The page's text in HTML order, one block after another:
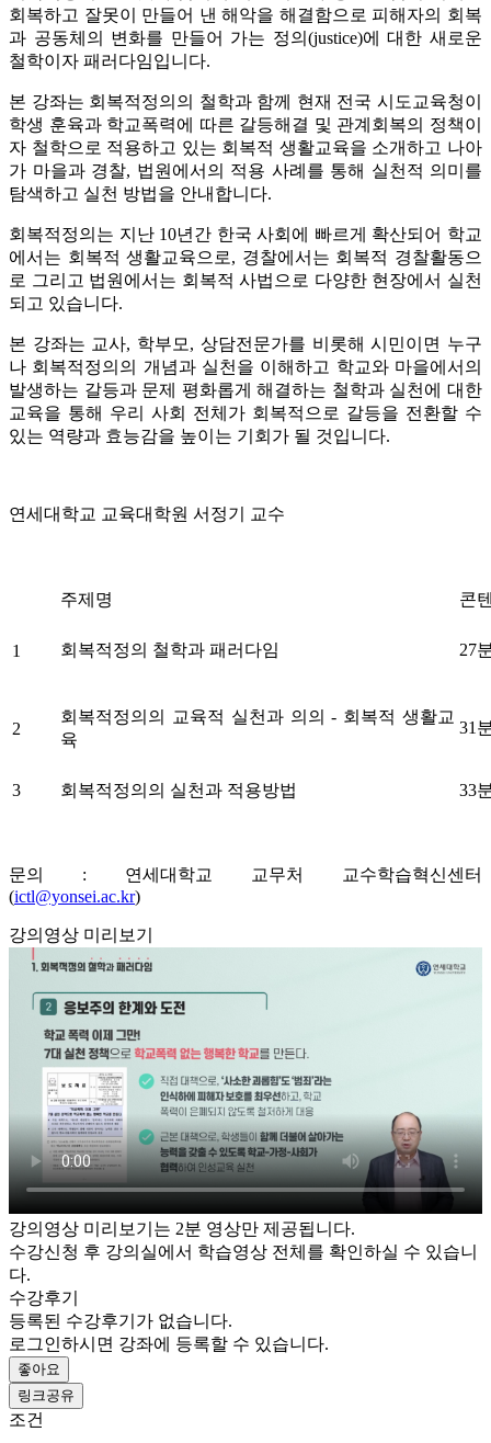
회복하고 잘못이 만들어 낸 해악을 해결함으로 피해자의 회복
과 공동체의 변화를 만들어 가는 정의(justice)에 대한 새로운
철학이자 패러다임입니다.
본 강좌는 회복적정의의 철학과 함께 현재 전국 시도교육청이
학생 훈육과 학교폭력에 따른 갈등해결 및 관계회복의 정책이
자 철학으로 적용하고 있는 회복적 생활교육을 소개하고 나아
가 마을과 경찰, 법원에서의 적용 사례를 통해 실천적 의미를
탐색하고 실천 방법을 안내합니다.
회복적정의는 지난 10년간 한국 사회에 빠르게 확산되어 학교
에서는 회복적 생활교육으로, 경찰에서는 회복적 경찰활동으
로 그리고 법원에서는 회복적 사법으로 다양한 현장에서 실천
되고 있습니다.
본 강좌는 교사, 학부모, 상담전문가를 비롯해 시민이면 누구
나 회복적정의의 개념과 실천을 이해하고 학교와 마을에서의
발생하는 갈등과 문제 평화롭게 해결하는 철학과 실천에 대한
교육을 통해 우리 사회 전체가 회복적으로 갈등을 전환할 수
있는 역량과 효능감을 높이는 기회가 될 것입니다.
연세대학교 교육대학원 서정기 교수
주제명 콘
1 회복적정의 철학과 패러다임 27
2
회복적정의의 교육적 실천과 의의 - 회복적 생활교
육
31
3 회복적정의의 실천과 적용방법 33
문의 : 연세대학교 교무처 교수학습혁신센터
(ictl@yonsei.ac.kr)
강의영상 미리보기
강의영상 미리보기는 2분 영상만 제공됩니다.
수강신청 후 강의실에서 학습영상 전체를 확인하실 수 있습니
다.
수강후기
등록된 수강후기가 없습니다.
로그인하시면 강좌에 등록할 수 있습니다.
좋아요
링크공유
조건